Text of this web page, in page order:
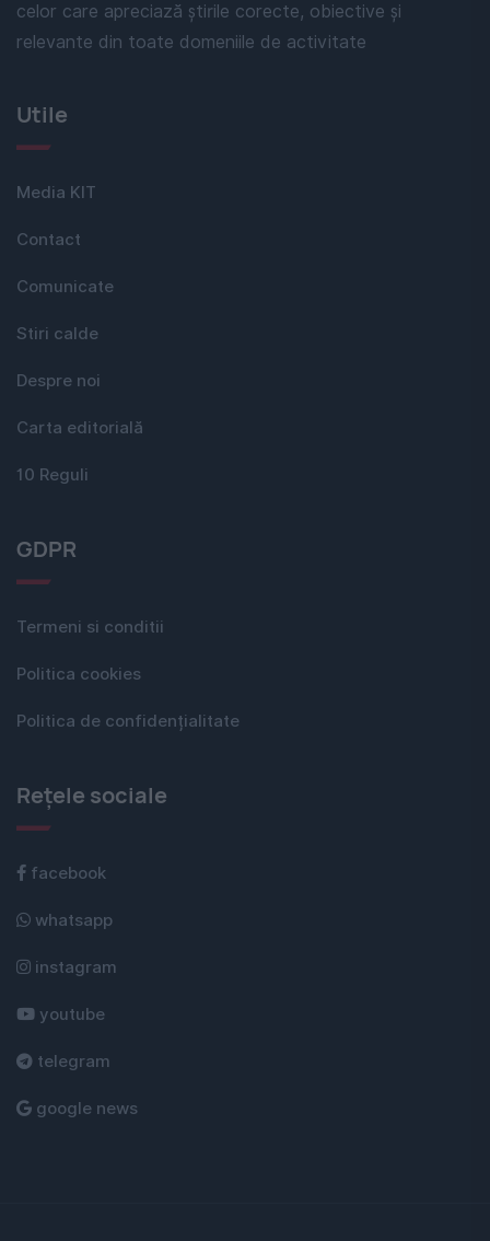
celor care apreciază știrile corecte, obiective și
relevante din toate domeniile de activitate
Utile
Media KIT
Contact
Comunicate
Stiri calde
Despre noi
Carta editorială
10 Reguli
GDPR
Termeni si conditii
Politica cookies
Politica de confidențialitate
Rețele sociale
facebook
whatsapp
instagram
youtube
telegram
google news